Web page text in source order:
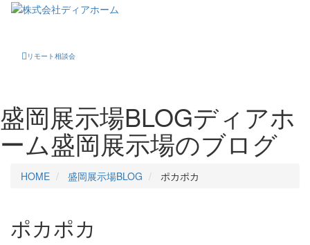
リモート相談会
盛岡展示場BLOGディアホ
ーム盛岡展示場のブログ
HOME 盛岡展示場BLOG ポカポカ
ポカポカ